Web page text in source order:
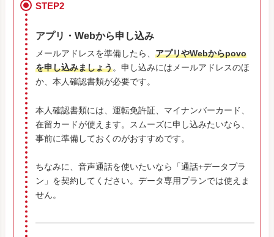
STEP2
アプリ・Webから申し込み
メールアドレスを準備したら、 アプリやWebからpovo
を申し込みましょう。申し込みにはメールアドレスのほ
か、本人確認書類が必要です。
本人確認書類には、運転免許証、マイナンバーカード、
在留カードが使えます。スムーズに申し込みたいなら、
事前に準備しておくのがおすすめです。
ちなみに、音声通話を使いたいなら「通話+データプラ
ン」を契約してください。データ専用プランでは使えま
せん。